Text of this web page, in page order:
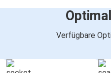
Verfügbare